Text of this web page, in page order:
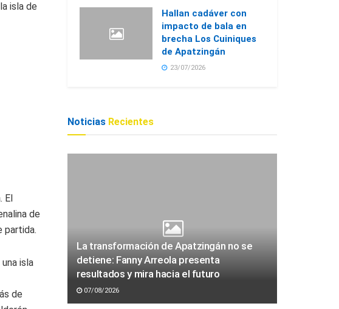
isla de
El
de
partida.
isla
de
Hallan cadáver con
impacto de bala en
brecha Los Cuiniques
de Apatzingán
23/07/2026
Noticias Recientes
La transformación de Apatzingán no se
detiene: Fanny Arreola presenta
resultados y mira hacia el futuro
07/08/2026